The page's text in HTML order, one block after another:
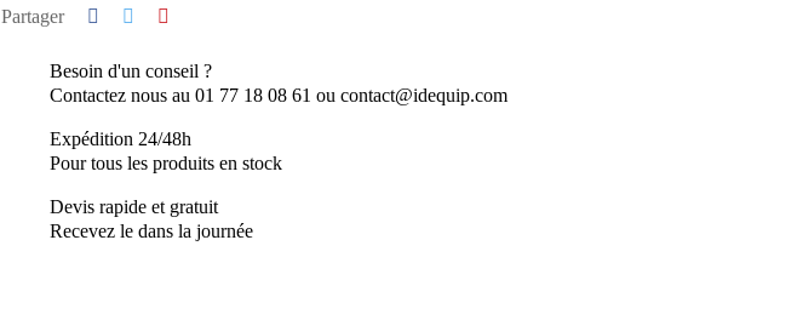
Partager
Besoin d'un conseil ?
Contactez nous au 01 77 18 08 61 ou contact@idequip.com
Expédition 24/48h
Pour tous les produits en stock
Devis rapide et gratuit
Recevez le dans la journée